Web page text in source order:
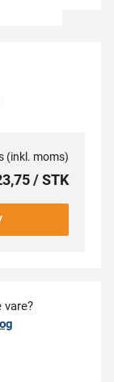
(inkl. moms)
/ STK
vare?